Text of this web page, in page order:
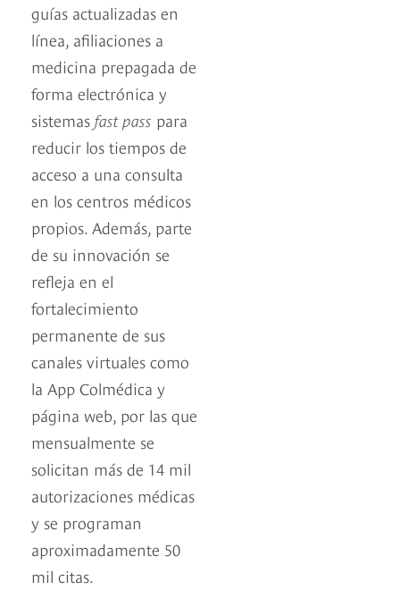
guías actualizadas en
línea, afiliaciones a
medicina prepagada de
forma electrónica y
sistemas fast pass para
reducir los tiempos de
acceso a una consulta
en los centros médicos
propios. Además, parte
de su innovación se
refleja en el
fortalecimiento
permanente de sus
canales virtuales como
la App Colmédica y
página web, por las que
mensualmente se
solicitan más de 14 mil
autorizaciones médicas
y se programan
aproximadamente 50
mil citas.